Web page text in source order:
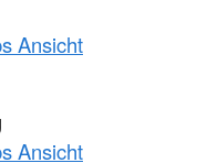
Ansicht
Ansicht